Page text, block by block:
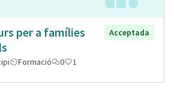
per a famílies
Acceptada
Formació 0 1